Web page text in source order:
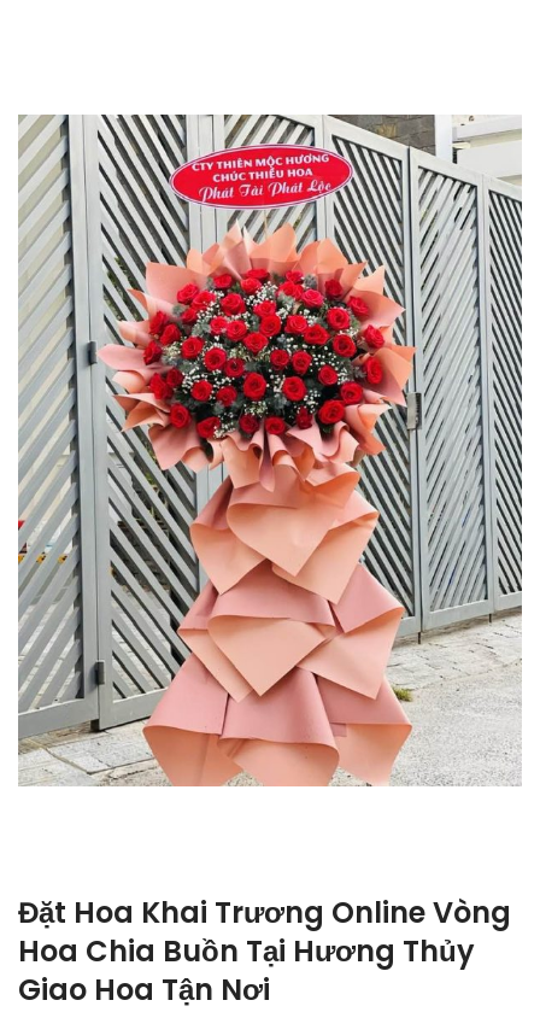
Đặt Hoa Khai Trương Online Vòng
Hoa Chia Buồn Tại Hương Thủy
Giao Hoa Tận Nơi